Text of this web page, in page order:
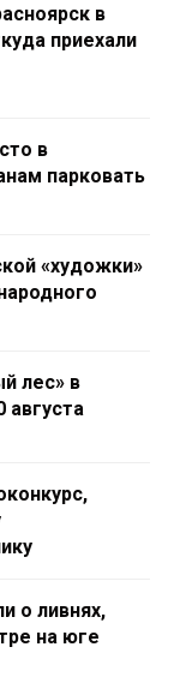
в
приехали
в
парковать
«художки»
лес» в
августа
о ливнях,
на юге